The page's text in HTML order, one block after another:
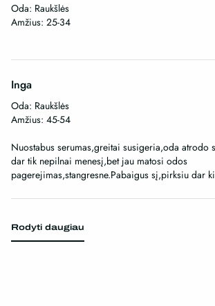
Oda: Raukšlės
Amžius: 25-34
Inga
Oda: Raukšlės
Amžius: 45-54
Nuostabus serumas,greitai susigeria,oda atrodo
dar tik nepilnai menesį,bet jau matosi odos
pagerejimas,stangresne.Pabaigus sį,pirksiu dar
Rodyti daugiau